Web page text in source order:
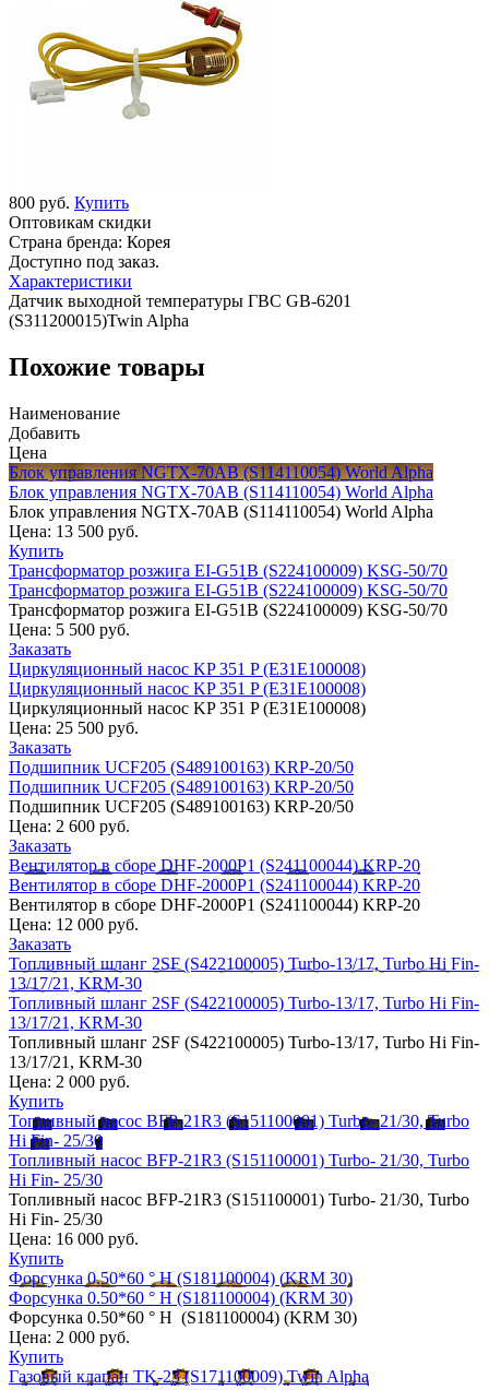
800 руб. Купить
Оптовикам скидки
Страна бренда: Корея
Доступно под заказ.
Характеристики
Датчик выходной температуры ГВС GB-6201
(S311200015)Twin Alpha
Похожие товары
Наименование
Добавить
Цена
Блок управления NGTX-70AB (S114110054) World Alpha
Блок управления NGTX-70AB (S114110054) World Alpha
Блок управления NGTX-70AB (S114110054) World Alpha
Цена: 13 500 руб.
Купить
Трансформатор розжига EI-G51B (S224100009) KSG-50/70
Трансформатор розжига EI-G51B (S224100009) KSG-50/70
Трансформатор розжига EI-G51B (S224100009) KSG-50/70
Цена: 5 500 руб.
Заказать
Циркуляционный насос KP 351 P (E31E100008)
Циркуляционный насос KP 351 P (E31E100008)
Циркуляционный насос KP 351 P (E31E100008)
Цена: 25 500 руб.
Заказать
Подшипник UCF205 (S489100163) KRP-20/50
Подшипник UCF205 (S489100163) KRP-20/50
Подшипник UCF205 (S489100163) KRP-20/50
Цена: 2 600 руб.
Заказать
Вентилятор в сборе DHF-2000P1 (S241100044) KRP-20
Вентилятор в сборе DHF-2000P1 (S241100044) KRP-20
Вентилятор в сборе DHF-2000P1 (S241100044) KRP-20
Цена: 12 000 руб.
Заказать
Топливный шланг 2SF (S422100005) Turbo-13/17, Turbo Hi Fin-
13/17/21, KRM-30
Топливный шланг 2SF (S422100005) Turbo-13/17, Turbo Hi Fin-
13/17/21, KRM-30
Топливный шланг 2SF (S422100005) Turbo-13/17, Turbo Hi Fin-
13/17/21, KRM-30
Цена: 2 000 руб.
Купить
Топливный насос BFP-21R3 (S151100001) Turbo- 21/30, Turbo
Hi Fin- 25/30
Топливный насос BFP-21R3 (S151100001) Turbo- 21/30, Turbo
Hi Fin- 25/30
Топливный насос BFP-21R3 (S151100001) Turbo- 21/30, Turbo
Hi Fin- 25/30
Цена: 16 000 руб.
Купить
Форсунка 0.50*60 ° H (S181100004) (KRM 30)
Форсунка 0.50*60 ° H (S181100004) (KRM 30)
Форсунка 0.50*60 ° H (S181100004) (KRM 30)
Цена: 2 000 руб.
Купить
Газовый клапан TK-23 (S171100009) Twin Alpha